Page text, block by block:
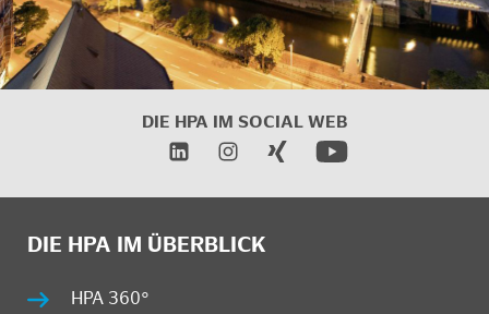
DIE HPA IM SOCIAL WEB
DIE HPA IM ÜBERBLICK
HPA 360°